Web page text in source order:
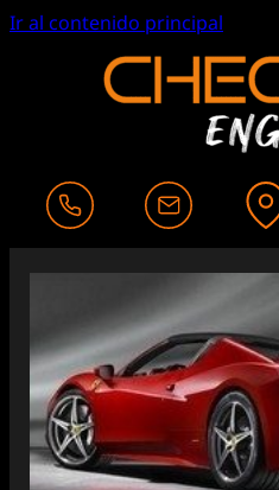
Ir al contenido principal